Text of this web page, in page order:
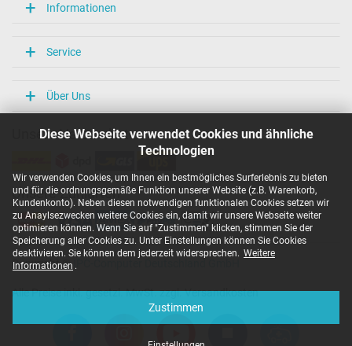
Diese Webseite verwendet Cookies und ähnliche
Technologien
Wir verwenden Cookies, um Ihnen ein bestmögliches Surferlebnis zu bieten
und für die ordnungsgemäße Funktion unserer Website (z.B. Warenkorb,
Kundenkonto). Neben diesen notwendigen funktionalen Cookies setzen wir
zu Anaylsezwecken weitere Cookies ein, damit wir unsere Webseite weiter
optimieren können. Wenn Sie auf "Zustimmen" klicken, stimmen Sie der
Speicherung aller Cookies zu. Unter Einstellungen können Sie Cookies
deaktivieren. Sie können dem jederzeit widersprechen. Weitere
Informationen .
Zustimmen
Informationen
Service
Über Uns
Unsere Versandarten
Unsere Zahlarten
Copyright ©
Alle Preise inkl. gesetzl. MwSt. zzgl. Versandkosten